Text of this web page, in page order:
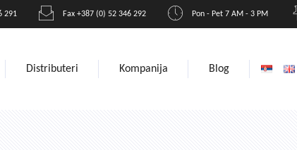
291 Fax +387 (0) 52 346 292 Pon - Pet 7 AM - 3 PM
Distributeri Kompanija Blog